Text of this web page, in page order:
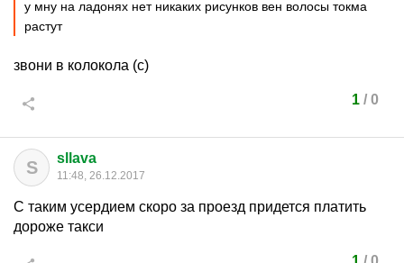
у мну на ладонях нет никаких рисунков вен волосы токма
растут
звони в колокола (с)
1/ 0
S sllava
11:48, 26.12.2017
С таким усердием скоро за проезд придется платить
дороже такси